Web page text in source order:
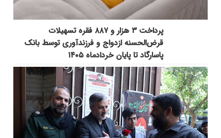
پرداخت ۳ هزار و ۸۸۷ فقره تسهیلات
قرض‌الحسنه ازدواج و فرزندآوری توسط بانک
پاسارگاد تا پایان خردادماه ۱۴۰۵